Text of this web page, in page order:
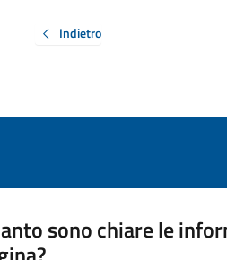
Indietro
sono chiare le